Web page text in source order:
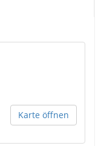
Karte öffnen